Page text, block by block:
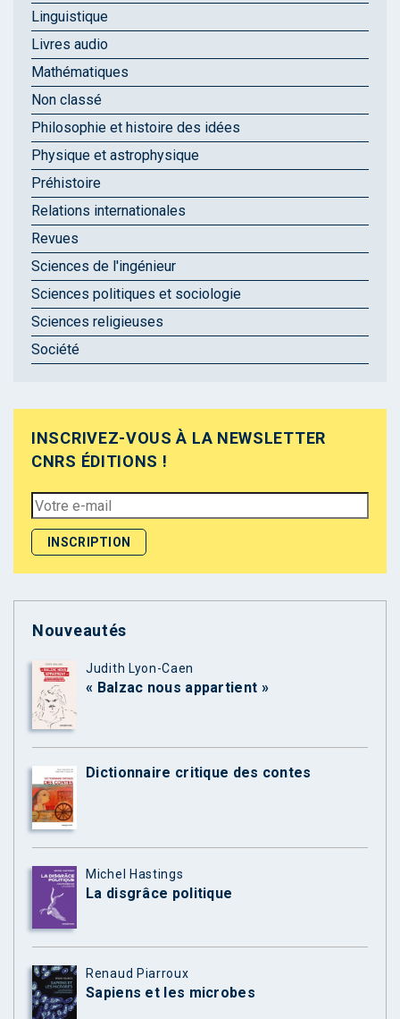
Linguistique
Livres audio
Mathématiques
Non classé
Philosophie et histoire des idées
Physique et astrophysique
Préhistoire
Relations internationales
Revues
Sciences de l'ingénieur
Sciences politiques et sociologie
Sciences religieuses
Société
INSCRIVEZ-VOUS À LA NEWSLETTER
CNRS ÉDITIONS !
Nouveautés
Judith Lyon-Caen
« Balzac nous appartient »
Dictionnaire critique des contes
Michel Hastings
La disgrâce politique
Renaud Piarroux
Sapiens et les microbes